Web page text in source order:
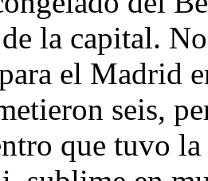
la capital.
el Madrid
seis,
que tuvo